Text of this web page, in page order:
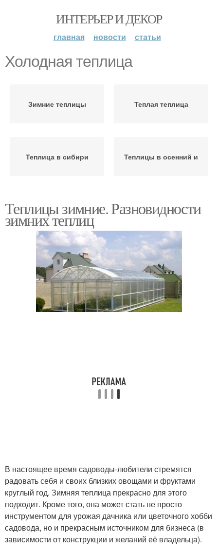
ИНТЕРЬЕР И ДЕКОР
главная новости статьи
Холодная теплица
Зимние теплицы Теплая теплица
Теплица в сибири Теплицы в осенний и
Теплицы зимние. Разновидности
зимних теплиц
В настоящее время садоводы-любители стремятся
радовать себя и своих близких овощами и фруктами
круглый год. Зимняя теплица прекрасно для этого
подходит. Кроме того, она может стать не просто
инструментом для урожая дачника или цветочного хобби
садовода, но и прекрасным источником для бизнеса (в
зависимости от конструкции и желаний её владельца).